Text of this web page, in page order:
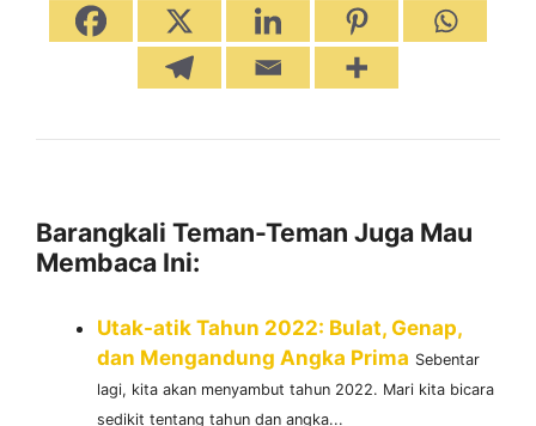
Barangkali Teman-Teman Juga Mau
Membaca Ini:
Utak-atik Tahun 2022: Bulat, Genap,
dan Mengandung Angka Prima Sebentar
lagi, kita akan menyambut tahun 2022. Mari kita bicara
sedikit tentang tahun dan angka...